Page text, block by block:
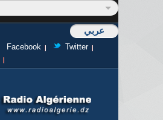
عربي
Facebook
Twitter